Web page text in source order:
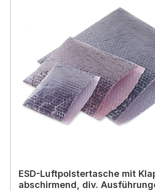
ESD-Luftpolstertasche mit
abschirmend, div.